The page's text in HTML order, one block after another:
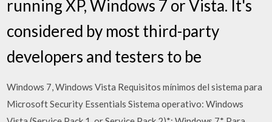
running XP, Windows 7 or Vista. It's
considered by most third-party
developers and testers to be
Windows 7, Windows Vista Requisitos mínimos del sistema para
Microsoft Security Essentials Sistema operativo: Windows